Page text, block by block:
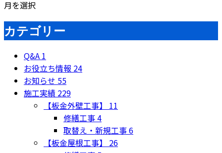
月を選択
カテゴリー
Q&A 1
お役立ち情報 24
お知らせ 55
施工実績 229
【板金外壁工事】 11
修繕工事4
取替え・新規工事6
【板金屋根工事】 26